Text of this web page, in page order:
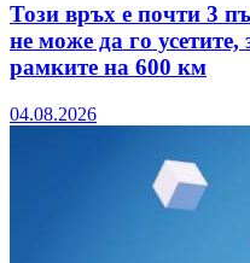
Този връх е почти 3
не може да го усетите,
рамките на 600 км
04.08.2026